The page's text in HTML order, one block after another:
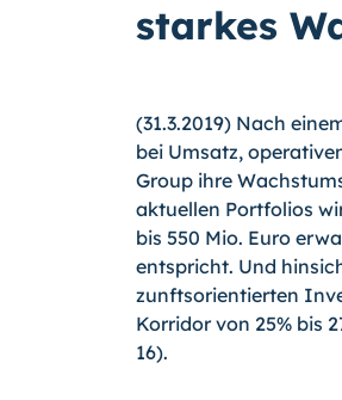
starkes
(31.3.2019) Nach
bei Umsatz,
Group ihre
aktuellen Portfolios
bis 550 Mio. Euro
entspricht. Und
zunftsorientierten
Korridor von 25% bis
16).